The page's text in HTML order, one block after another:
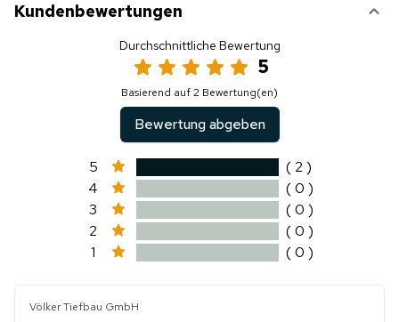
Kundenbewertungen
Durchschnittliche Bewertung
5
Basierend auf 2 Bewertung(en)
Bewertung abgeben
5
( 2 )
4
( 0 )
3
( 0 )
2
( 0 )
1
( 0 )
Völker Tiefbau GmbH